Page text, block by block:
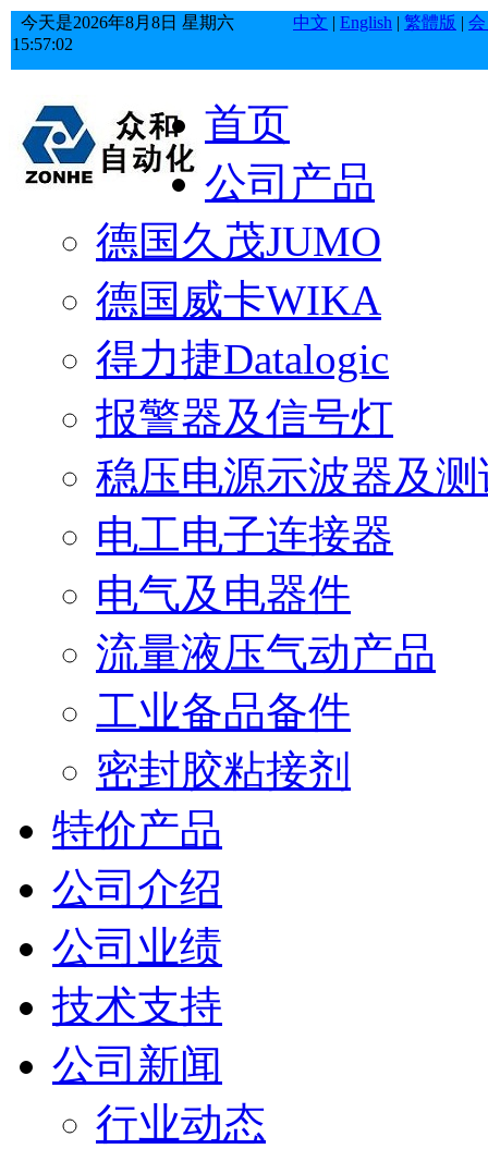
中文 | English | 繁體版 |
今天是2026年8月 8日 星期六
15:57:03
首页
公司产品
德国久茂JUMO
德国威卡WIKA
得力捷Datalogic
报警器及信号灯
稳压电源示波器及
电工电子连接器
电气及电器件
流量液压气动产品
工业备品备件
密封胶粘接剂
特价产品
公司介绍
公司业绩
技术支持
公司新闻
行业动态